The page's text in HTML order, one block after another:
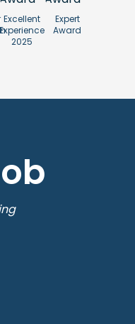
Excellent
Experience
2025
Expert
Award